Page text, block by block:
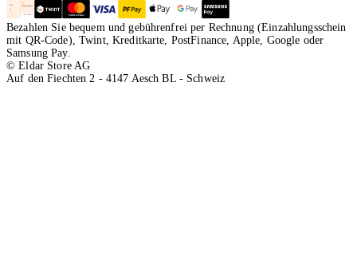
Bezahlen Sie bequem und gebührenfrei per Rechnung (Einzahlungsschein
mit QR-Code), Twint, Kreditkarte, PostFinance, Apple, Google oder
Samsung Pay.
© Eldar Store AG
Auf den Fiechten 2 - 4147 Aesch BL - Schweiz